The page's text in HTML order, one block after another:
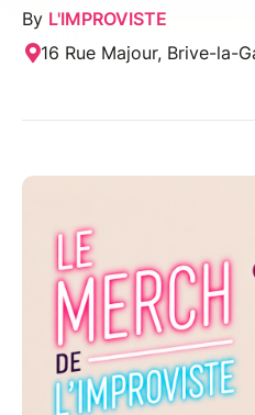
By L'IMPROVISTE
16 Rue Majour, Brive-la-